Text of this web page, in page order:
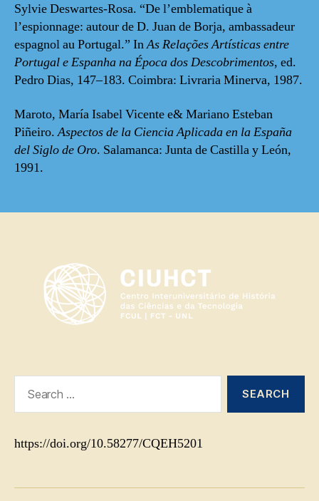
Sylvie Deswartes-Rosa. “De l’emblematique à
l’espionnage: autour de D. Juan de Borja, ambassadeur
espagnol au Portugal.” InAs Relações Artísticas entre
Portugal e Espanha na Época dos Descobrimentos, ed.
Pedro Dias, 147–183. Coimbra: Livraria Minerva, 1987.
Maroto, María Isabel Vicente e& Mariano Esteban
Piñeiro.Aspectos de la Ciencia Aplicada en la España
del Siglo de Oro. Salamanca: Junta de Castilla y León,
1991.
https://doi.org/10.58277/CQEH5201